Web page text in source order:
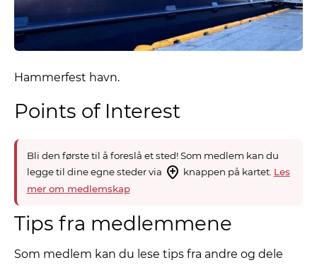
Hammerfest havn.
Points of Interest
Bli den første til å foreslå et sted! Som medlem kan du
legge til dine egne steder via
knappen på kartet. Les
mer om medlemskap
Tips fra medlemmene
Som medlem kan du lese tips fra andre og dele